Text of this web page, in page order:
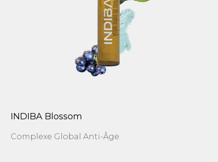
INDIBA Blossom
Complexe Global Anti-Âge